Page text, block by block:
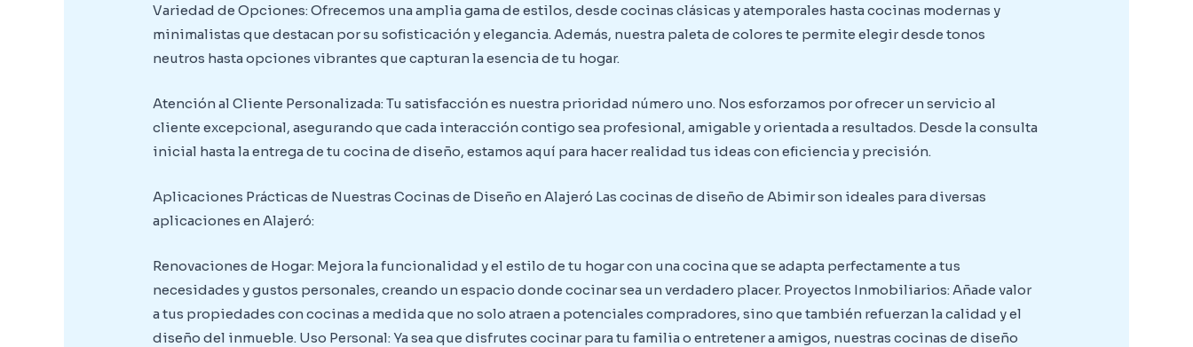
Variedad de Opciones: Ofrecemos una amplia gama de estilos, desde cocinas clásicas y atemporales hasta cocinas modernas y
minimalistas que destacan por su sofisticación y elegancia. Además, nuestra paleta de colores te permite elegir desde tonos
neutros hasta opciones vibrantes que capturan la esencia de tu hogar.
Atención al Cliente Personalizada: Tu satisfacción es nuestra prioridad número uno. Nos esforzamos por ofrecer un servicio al
cliente excepcional, asegurando que cada interacción contigo sea profesional, amigable y orientada a resultados. Desde la consulta
inicial hasta la entrega de tu cocina de diseño, estamos aquí para hacer realidad tus ideas con eficiencia y precisión.
Aplicaciones Prácticas de Nuestras Cocinas de Diseño en Alajeró Las cocinas de diseño de Abimir son ideales para diversas
aplicaciones en Alajeró:
Renovaciones de Hogar: Mejora la funcionalidad y el estilo de tu hogar con una cocina que se adapta perfectamente a tus
necesidades y gustos personales, creando un espacio donde cocinar sea un verdadero placer. Proyectos Inmobiliarios: Añade valor
a tus propiedades con cocinas a medida que no solo atraen a potenciales compradores, sino que también refuerzan la calidad y el
diseño del inmueble. Uso Personal: Ya sea que disfrutes cocinar para tu familia o entretener a amigos, nuestras cocinas de diseño